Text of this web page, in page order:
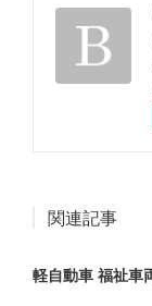
関連記事